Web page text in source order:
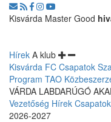
Kisvárda Master Good
Hírek A klub
Kisvárda FC Csapatok
Program TAO
VÁRDA LABDARÚGÓ
Vezetőség Hírek Csapatok
2026-2027